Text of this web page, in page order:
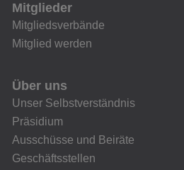
Mitglieder
Mitgliedsverbände
Mitglied werden
Über uns
Unser Selbstverständnis
Präsidium
Ausschüsse und Beiräte
Geschäftsstellen